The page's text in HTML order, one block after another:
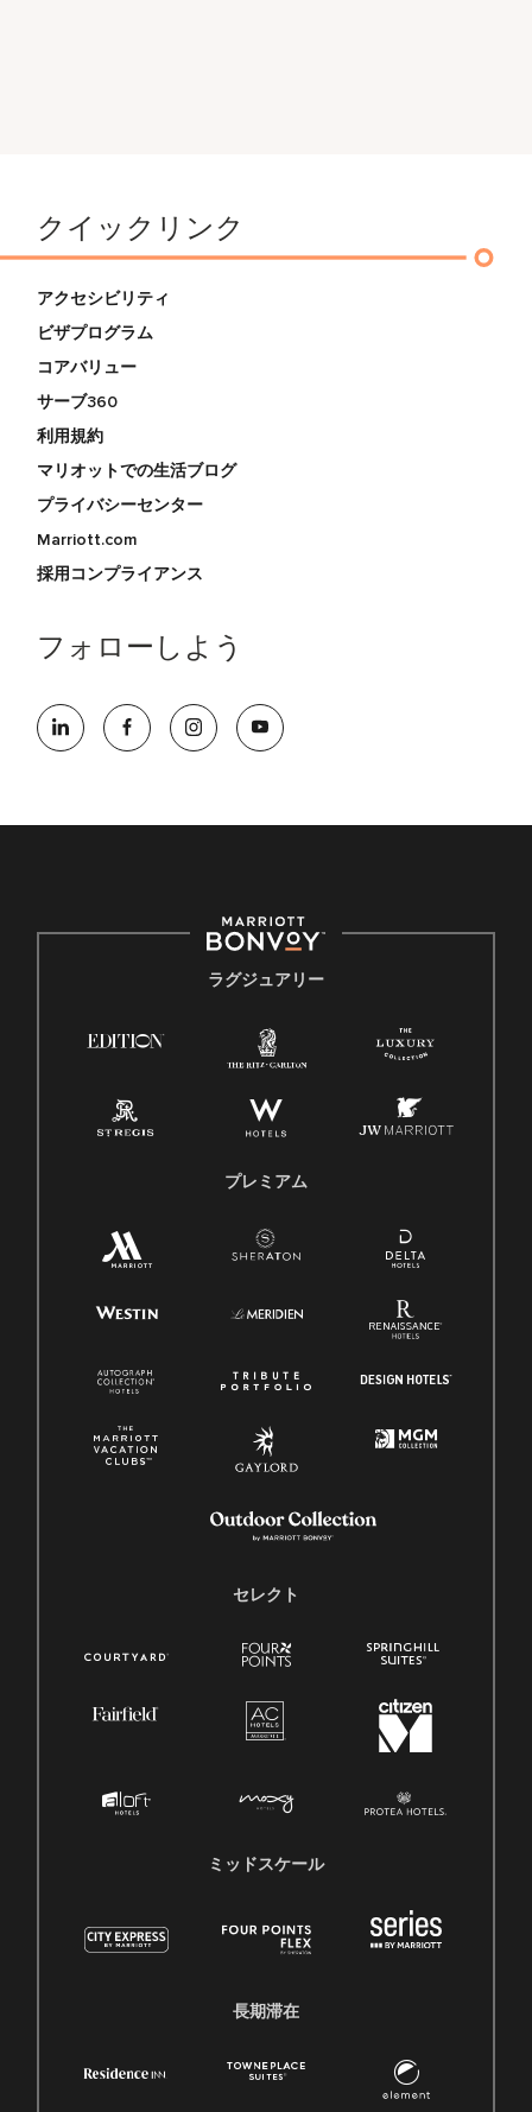
クイックリンク
アクセシビリティ
ビザプログラム
コアバリュー
サーブ360
利用規約
マリオットでの生活ブログ
プライバシーセンター
Marriott.com
採用コンプライアンス
フォローしよう
ラグジュアリー
プレミアム
セレクト
ミッドスケール
長期滞在